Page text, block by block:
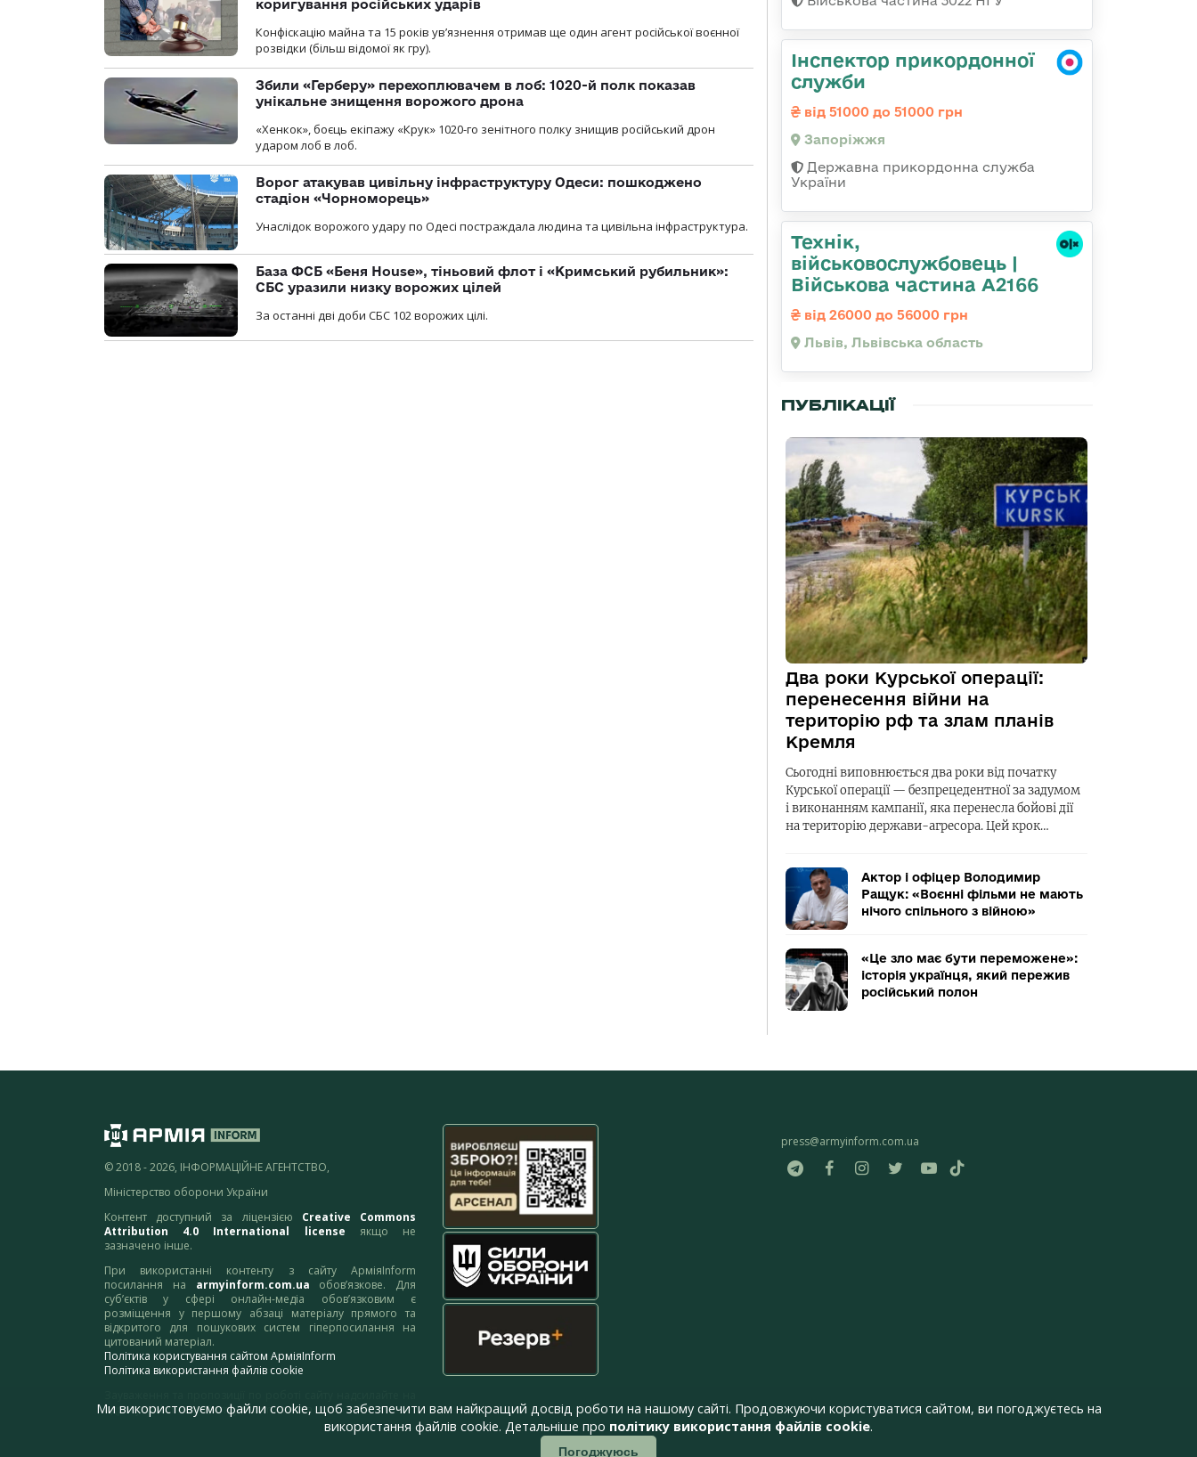
коригування російських ударів
Конфіскацію майна та 15 років увʼязнення отримав ще один агент російської воєнної
розвідки (більш відомої як гру).
Збили «Герберу» перехоплювачем в лоб: 1020-й полк показав
унікальне знищення ворожого дрона
«Хенкок», боєць екіпажу «Крук» 1020-го зенітного полку знищив російський дрон
ударом лоб в лоб.
Ворог атакував цивільну інфраструктуру Одеси: пошкоджено
стадіон «Чорноморець»
Унаслідок ворожого удару по Одесі постраждала людина та цивільна інфраструктура.
База ФСБ «Беня House», тіньовий флот і «Кримський рубильник»:
СБС уразили низку ворожих цілей
За останні дві доби СБС 102 ворожих цілі.
Інспектор прикордонної
служби
від 51000 до 51000 грн
Запоріжжя
Державна прикордонна служба
України
Технік,
військовослужбовець |
Військова частина А2166
від 26000 до 56000 грн
Львів, Львівська область
ПУБЛІКАЦІЇ
Два роки Курської операції:
перенесення війни на
територію рф та злам планів
Кремля
Сьогодні виповнюється два роки від початку
Курської операції — безпрецедентної за задумом
і виконанням кампанії, яка перенесла бойові дії
на територію держави-агресора. Цей крок…
Актор і офіцер Володимир
Ращук: «Воєнні фільми не мають
нічого спільного з війною»
«Це зло має бути переможене»:
історія українця, який пережив
російський полон
© 2018 - 2026, ІНФОРМАЦІЙНЕ АГЕНТСТВО,
Міністерство оборони України
Контент доступний за ліцензією Creative Commons
Attribution 4.0 International license якщо не
зазначено інше.
При використанні контенту з сайту АрміяInform
посилання на armyinform.com.ua обов’язкове. Для
суб’єктів у сфері онлайн-медіа обов’язковим є
розміщення у першому абзаці матеріалу прямого та
відкритого для пошукових систем гіперпосилання на
цитований матеріал.
Політика користування сайтом АрміяInform
Політика використання файлів cookie
адресу:webmaster@armyinform.com.ua
press@armyinform.com.ua
Ми використовуємо файли cookie, щоб забезпечити вам найкращий досвід роботи на нашому сайті. Продовжуючи користуватися сайтом, ви погоджуєтесь на
використання файлів cookie. Детальніше про політику використання файлів cookie.
Погоджуюсь